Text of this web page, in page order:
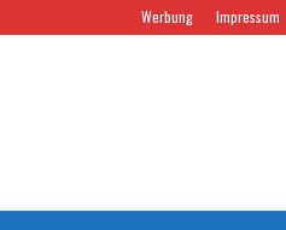
Werbung Impressum